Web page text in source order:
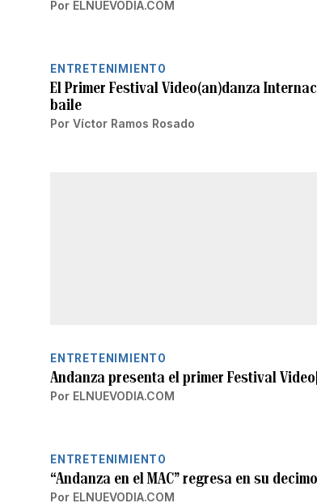
Por ELNUEVODIA.COM
ENTRETENIMIENTO
El Primer Festival Video(an)danza
baile
Por Víctor Ramos Rosado
ENTRETENIMIENTO
Andanza presenta el primer Festival
Por ELNUEVODIA.COM
ENTRETENIMIENTO
“Andanza en el MAC” regresa en su
Por ELNUEVODIA.COM